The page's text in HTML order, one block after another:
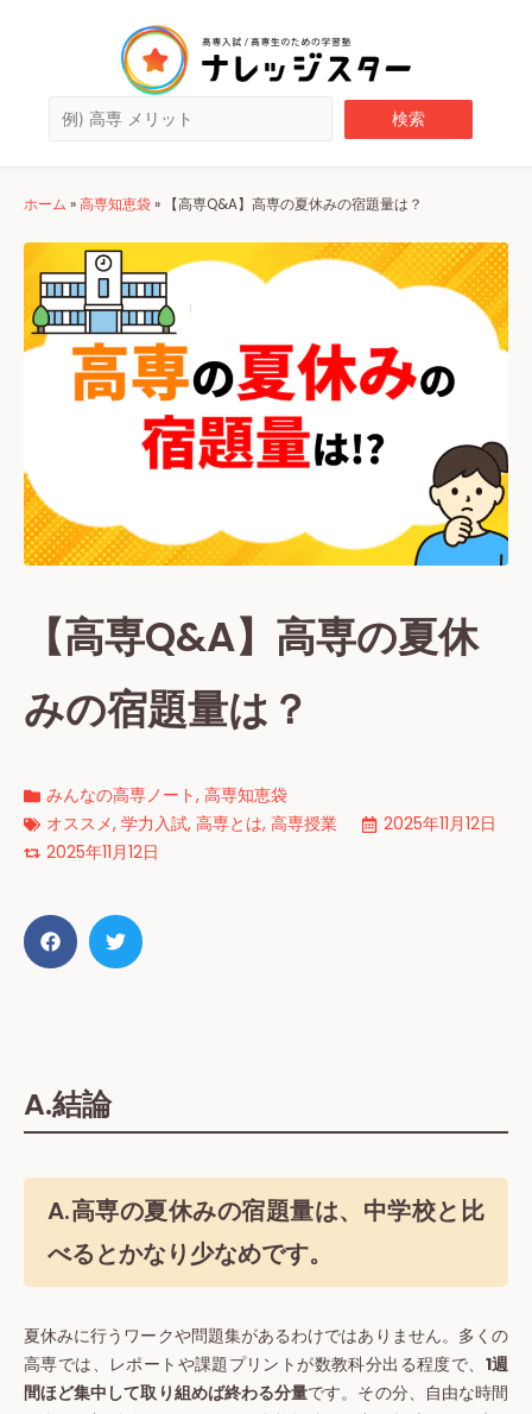
ホーム »高専知恵袋» 【高専Q&A】高専の夏休みの宿題量は？
【高専Q&A】高専の夏休
みの宿題量は？
みんなの高専ノート, 高専知恵袋
オススメ, 学力入試, 高専とは, 高専授業
2025年11月12日
2025年11月12日
A.結論
A.高専の夏休みの宿題量は、 中学校と比
べるとかなり少なめです。
夏休みに行うワークや問題集があるわけではありません。多くの
高専では、レポートや課題プリントが数教科分出る程度で、 1週
間ほど集中して取り組めば終わる分量です。その分、自由な時間